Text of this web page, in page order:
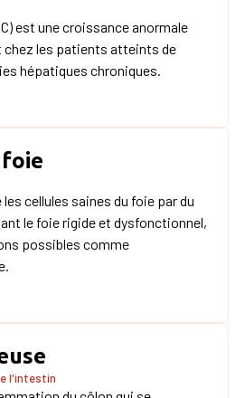
est une croissance anormale
chez les patients atteints de
hépatiques chroniques.
cellules saines du foie par du
le foie rigide et dysfonctionnel,
possibles comme
l'intestin